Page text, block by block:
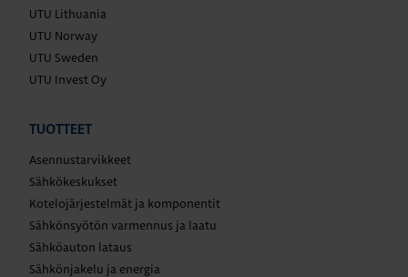
UTU Lithuania
UTU Norway
UTU Sweden
UTU Invest Oy
TUOTTEET
Asennustarvikkeet
Sähkökeskukset
Kotelojärjestelmät ja komponentit
Sähkönsyötön varmennus ja laatu
Sähköauton lataus
Sähkönjakelu ja energia